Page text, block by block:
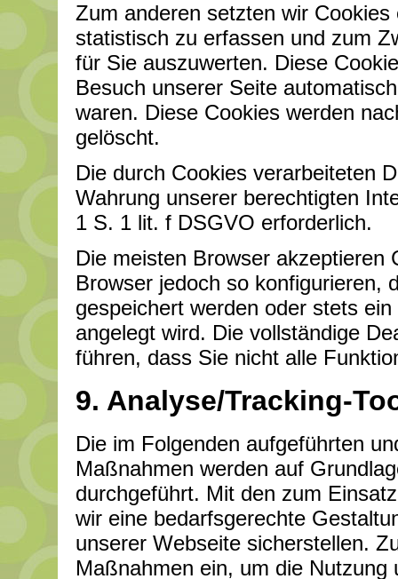
Zum anderen setzten wir
statistisch zu erfassen und zum
für Sie auszuwerten. Diese
Besuch unserer Seite
waren. Diese Cookies werden
gelöscht.
Die durch Cookies verarbeiteten
Wahrung unserer berechtigten
1 S. 1 lit. f DSGVO erforderlich.
Die meisten Browser akzeptieren
Browser jedoch so konfigurieren,
gespeichert werden oder stets
angelegt wird. Die vollständige
führen, dass Sie nicht alle
9. Analyse/Tracking-
Die im Folgenden aufgeführten
Maßnahmen werden auf
durchgeführt. Mit den zum
wir eine bedarfsgerechte
unserer Webseite sicherstellen.
Maßnahmen ein, um die